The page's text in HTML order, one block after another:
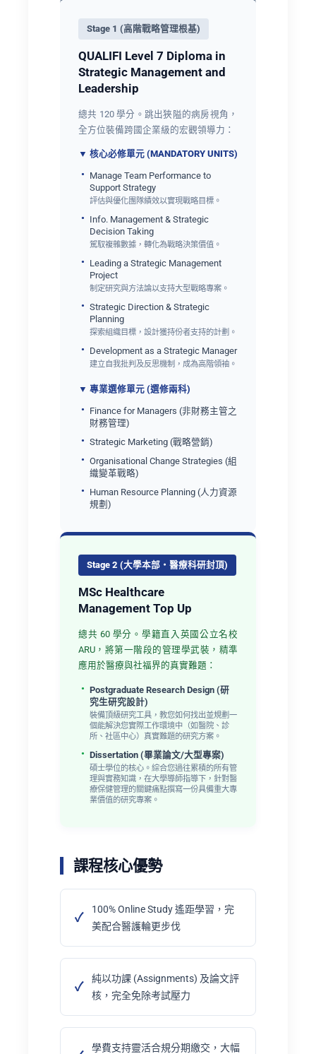
Stage 1 (高階戰略管理根基)
QUALIFI Level 7 Diploma in
Strategic Management and
Leadership
總共 120 學分。跳出狹隘的病房視角，
全方位裝備跨國企業級的宏觀領導力：
▼ 核心必修單元 (MANDATORY UNITS)
Manage Team Performance to
Support Strategy
評估與優化團隊績效以實現戰略目標。
Info. Management & Strategic
Decision Taking
駕馭複雜數據，轉化為戰略決策價值。
Leading a Strategic Management
Project
制定研究與方法論以支持大型戰略專案。
Strategic Direction & Strategic
Planning
探索組織目標，設計獲持份者支持的計劃。
Development as a Strategic Manager
建立自我批判及反思機制，成為高階領袖。
▼ 專業選修單元 (選修兩科)
Finance for Managers (非財務主管之
財務管理)
Strategic Marketing (戰略營銷)
Organisational Change Strategies (組
織變革戰略)
Human Resource Planning (人力資源
規劃)
Stage 2 (大學本部・醫療科研封頂)
MSc Healthcare
Management Top Up
總共 60 學分。學籍直入英國公立名校
ARU，將第一階段的管理學武裝，精準
應用於醫療與社福界的真實難題：
Postgraduate Research Design (研
究生研究設計)
裝備頂級研究工具，教您如何找出並規劃一
個能解決您實際工作環境中（如醫院、診
所、社區中心）真實難題的研究方案。
Dissertation (畢業論文/大型專案)
碩士學位的核心。綜合您過往累積的所有管
理與實務知識，在大學導師指導下，針對醫
療保健管理的關鍵痛點撰寫一份具備重大專
業價值的研究專案。
課程核心優勢
100% Online Study 遙距學習，完
美配合醫護輪更步伐
純以功課 (Assignments) 及論文評
核，完全免除考試壓力
學費支持靈活合規分期繳交，大幅